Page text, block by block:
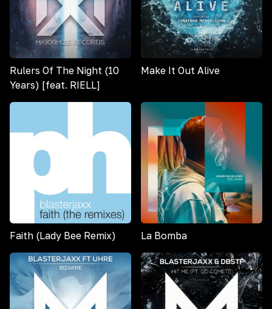
Rulers Of The Night (10
Years) [feat. RIELL]
Make It Out Alive
Faith (Lady Bee Remix) La Bomba